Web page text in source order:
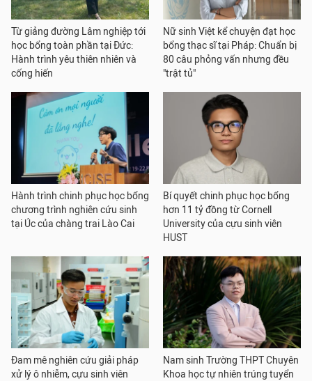
Từ giảng đường Lâm nghiệp tới
học bổng toàn phần tại Đức:
Hành trình yêu thiên nhiên và
cống hiến
Nữ sinh Việt kể chuyện đạt học
bổng thạc sĩ tại Pháp: Chuẩn bị
80 câu phỏng vấn nhưng đều
"trật tủ"
Hành trình chinh phục học bổng
chương trình nghiên cứu sinh
tại Úc của chàng trai Lào Cai
Bí quyết chinh phục học bổng
hơn 11 tỷ đồng từ Cornell
University của cựu sinh viên
HUST
Đam mê nghiên cứu giải pháp
xử lý ô nhiễm, cựu sinh viên
Nam sinh Trường THPT Chuyên
Khoa học tự nhiên trúng tuyển